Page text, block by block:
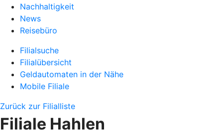
Nachhaltigkeit
News
Reisebüro
Filialsuche
Filialübersicht
Geldautomaten in der Nähe
Mobile Filiale
Zurück zur Filialliste
Filiale Hahlen